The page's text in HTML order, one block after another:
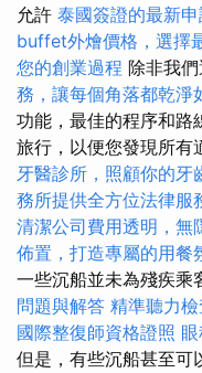
允許 泰國簽證的最新
buffet外燴價格，選擇
您的創業過程 除非我
務，讓每個角落都乾淨
功能，最佳的程序和路
旅行，以便您發現所有
牙醫診所，照顧你的牙
務所提供全方位法律服
清潔公司費用透明，無
佈置，打造專屬的用餐
一些沉船並未為殘疾乘
問題與解答 精準聽力
國際整復師資格證照
但是，有些沉船甚至可